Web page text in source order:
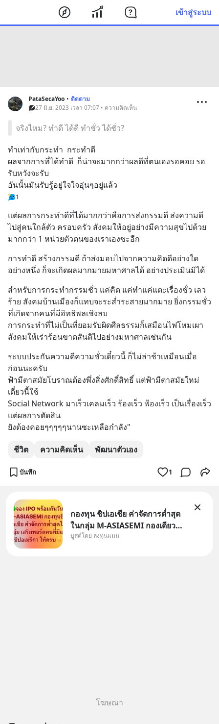
เข้าสู่ระบบ
PataSecaYoo • ติดตาม
27 มิ.ย. 2023 เวลา 07:07 • ความคิดเห็น
จริงไหม? ทำดี ได้ดี ทำชั่ว ได้ชั่ว?
ทำเท่ากับกระทำ  กระทำดี
ผลจากการที่ได้ทำดี  ก็น่าจะมากกว่าผลดีที่ตนเองรอคอย รอ
รับหวังจะรับ
อันนั้นมันรับรู้อยู่ใจใจอุ่นๆอยู่แล้ว
1
แต่ผลการกระทำดีที่ได้มากกว่าคือการส่งกรรมดี ส่งความดี
ไปสู่คนใกล้ตัว ครอบครัว สังคมให้อยู่อย่างมีความสุขไปด้วย
มากกว่า 1 หน่วยตัวตนของเราเองซะอีก
การทำดี สร้างกรรมดี ถ้าส่งมอบไปจากความคิดดีอย่างใด
อย่างหนึ่ง ก็จะเกิดผลมากมายมหาศาลได้ อย่างประเมินมิได้
สำหรับการกระทำกรรมชั่ว แค่คิด แค่ทำแค่แตะเรื่องชั่ว เลว
ร้าย สังคมบ้านเมืองก็แทบจะระส่ำระสายมากมาย ยิ่งกรรมชั่ว
ที่เกิดจากคนที่มีอิทธิพลเชิงลบ
การกระทำที่ไม่เป็นที่ยอมรับผิดศีลธรรมก็เสมือนไฟโหมเผา
สังคมให้เร่าร้อนขาดสันติไปอย่างมหาศาลเช่นกัน
ระบบประกันความดีความชั่วเดี๋ยวนี้ ก็ไม่ล่าช้าเหมือนเมื่อ
ก่อนนะครับ
ฟ้ามีตาสมัยโบราณต้องพึ่งสิ่งศักดิ์สิทธิ์ แต่ฟ้ามีตาสมัยใหม่
เดี๋ยวนี้ใช้
Social Network มาเร็วเคลมเร็ว ร้องเร็ว ฟ้องเร็ว เป็นเรื่องเร็ว
แต่ผลการตัดสิน
ยังต้องคอยๆๆๆๆๆนานซะเหลือกำลัง"
ชีวิต ความคิดเห็น พัฒนาตัวเอง
บันทึก 1
กองทุน ชิปเอเชีย ค่าจัดการต่ำสุด
ในกลุ่ม M-ASIASEMI กองเดียว
ครบ มีทั้ง CXMT จากจีน TSMC
บูสต์โดย ลงทุนแมน
โฆษณา